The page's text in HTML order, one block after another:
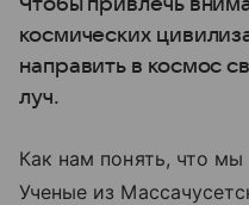
космических
направить в космос
луч.
Как нам понять, что
Ученые из